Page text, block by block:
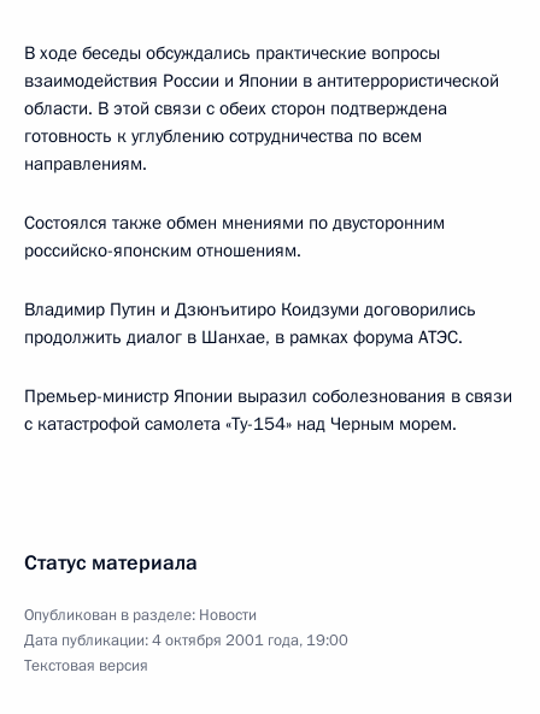
В ходе беседы обсуждались практические вопросы
взаимодействия России и Японии в антитеррористической
области. В этой связи с обеих сторон подтверждена
готовность к углублению сотрудничества по всем
направлениям.
Состоялся также обмен мнениями по двусторонним
российско-японским отношениям.
Владимир Путин и Дзюнъитиро Коидзуми договорились
продолжить диалог в Шанхае, в рамках форума АТЭС.
Премьер-министр Японии выразил соболезнования в связи
с катастрофой самолета «Ту-154» над Черным морем.
Статус материала
Опубликован в разделе: Новости
Дата публикации:4 октября 2001 года, 19:00
Текстовая версия